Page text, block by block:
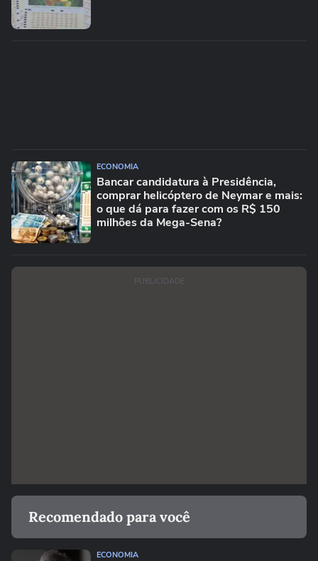
ECONOMIA
Bancar candidatura à Presidência,
comprar helicóptero de Neymar e mais:
o que dá para fazer com os R$ 150
milhões da Mega-Sena?
PUBLICIDADE
Recomendado para você
ECONOMIA